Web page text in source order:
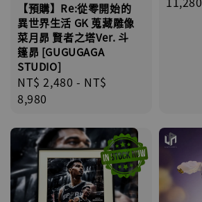
【預購】Re:從零開始的
異世界生活 GK 蒐藏雕像
菜月昴 賢者之塔Ver. 斗
篷昴 [GUGUGAGA
STUDIO]
Regular
price
NT$ 2,480 - NT$
8,980